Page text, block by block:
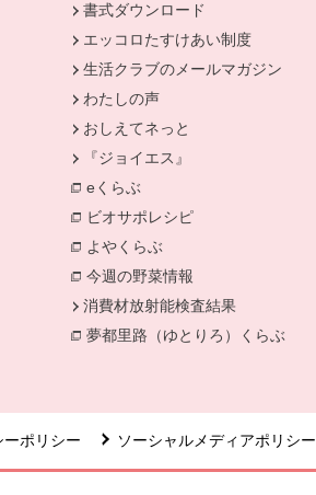
書式ダウンロード
エッコロたすけあい制度
生活クラブのメールマガジン
わたしの声
おしえてネっと
『ジョイエス』
eくらぶ
別のウィンドウで開きます。
ビオサポレシピ
よやくらぶ
今週の野菜情報
消費材放射能検査結果
夢都里路（ゆとりろ）くらぶ
ーポリシー ソーシャルメディアポリシー